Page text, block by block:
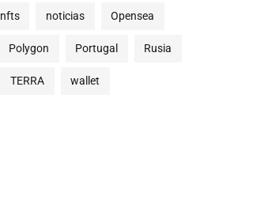
nfts noticias Opensea
Polygon Portugal Rusia
TERRA wallet